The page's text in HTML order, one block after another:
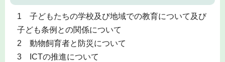
1 子どもたちの学校及び地域での教育について及び
子ども条例との関係について
2 動物飼育者と防災について
3 ICTの推進について